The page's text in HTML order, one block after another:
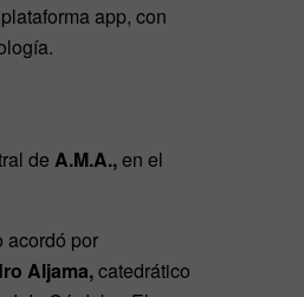
app, con
de A.M.A.,en el
acordó por
Aljama,catedrático